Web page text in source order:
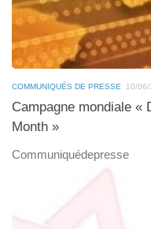
COMMUNIQUÉS DE PRESSE 10/06/
Campagne mondiale «
Month »
Communiquédepresse